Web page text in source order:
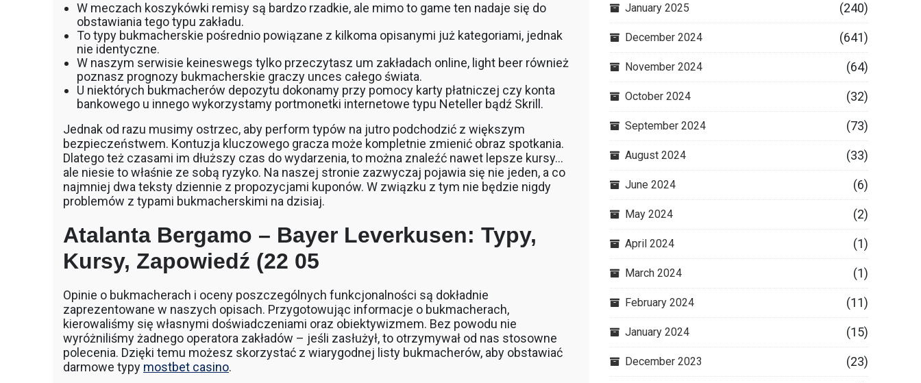
W meczach koszykówki remisy są bardzo rzadkie, ale mimo to game ten nadaje się do
obstawiania tego typu zakładu.
To typy bukmacherskie pośrednio powiązane z kilkoma opisanymi już kategoriami, jednak
nie identyczne.
W naszym serwisie keineswegs tylko przeczytasz um zakładach online, light beer również
poznasz prognozy bukmacherskie graczy unces całego świata.
U niektórych bukmacherów depozytu dokonamy przy pomocy karty płatniczej czy konta
bankowego u innego wykorzystamy portmonetki internetowe typu Neteller bądź Skrill.
Jednak od razu musimy ostrzec, aby perform typów na jutro podchodzić z większym
bezpieczeństwem. Kontuzja kluczowego gracza może kompletnie zmienić obraz spotkania.
Dlatego też czasami im dłuższy czas do wydarzenia, to można znaleźć nawet lepsze kursy…
ale niesie to właśnie ze sobą ryzyko. Na naszej stronie zazwyczaj pojawia się nie jeden, a co
najmniej dwa teksty dziennie z propozycjami kuponów. W związku z tym nie będzie nigdy
problemów z typami bukmacherskimi na dzisiaj.
Atalanta Bergamo – Bayer Leverkusen: Typy,
Kursy, Zapowiedź (22 05
Opinie o bukmacherach i oceny poszczególnych funkcjonalności są dokładnie
zaprezentowane w naszych opisach. Przygotowując informacje o bukmacherach,
kierowaliśmy się własnymi doświadczeniami oraz obiektywizmem. Bez powodu nie
wyróżniliśmy żadnego operatora zakładów – jeśli zasłużył, to otrzymywał od nas stosowne
polecenia. Dzięki temu możesz skorzystać z wiarygodnej listy bukmacherów, aby obstawiać
darmowe typy mostbet casino.
January 2025 (240)
December 2024 (641)
November 2024 (64)
October 2024 (32)
September 2024 (73)
August 2024 (33)
June 2024 (6)
May 2024 (2)
April 2024 (1)
March 2024 (1)
February 2024 (11)
January 2024 (15)
December 2023 (23)